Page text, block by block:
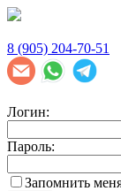
8 (905) 204-70-51
Логин:
Пароль:
Запомнить